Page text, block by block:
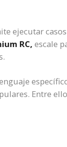
ejecutar
RC, escale
Entre